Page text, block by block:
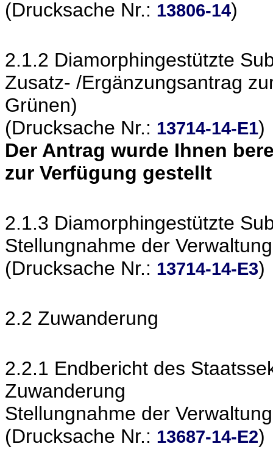
(Drucksache Nr.: 13806-14)
2.1.2 Diamorphingestützte
Zusatz- /Ergänzungsantrag
Grünen)
(Drucksache Nr.: 13714-14-E1)
Der Antrag wurde Ihnen
zur Verfügung gestellt
2.1.3 Diamorphingestützte
Stellungnahme der Verwaltung
(Drucksache Nr.: 13714-14-E3)
2.2 Zuwanderung
2.2.1 Endbericht des
Zuwanderung
Stellungnahme der Verwaltung
(Drucksache Nr.: 13687-14-E2)